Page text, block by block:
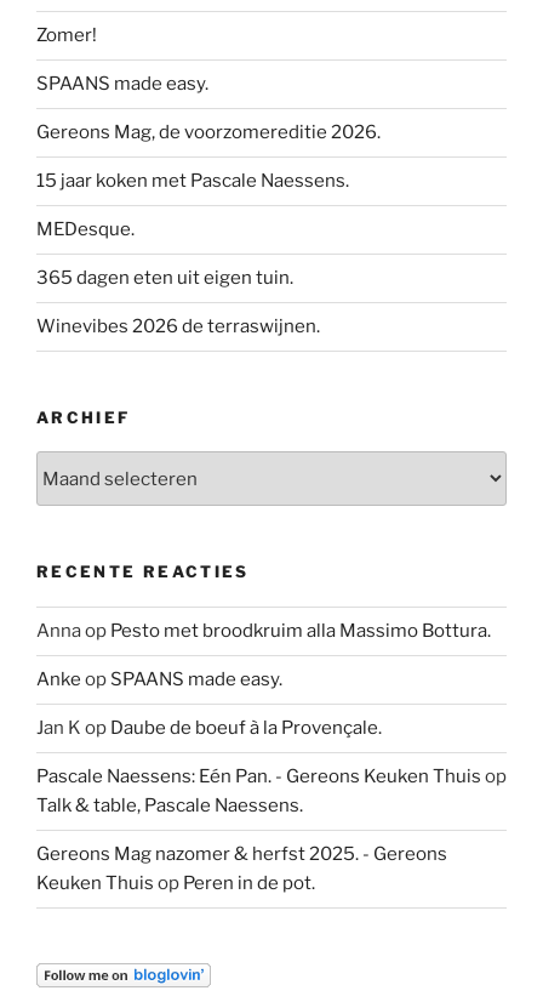
Zomer!
SPAANS made easy.
Gereons Mag, de voorzomereditie 2026.
15 jaar koken met Pascale Naessens.
MEDesque.
365 dagen eten uit eigen tuin.
Winevibes 2026 de terraswijnen.
ARCHIEF
RECENTE REACTIES
Annaop Pesto met broodkruim alla Massimo Bottura.
Anke op SPAANS made easy.
Jan K op Daube de boeuf à la Provençale.
Pascale Naessens: Eén Pan. - Gereons Keuken Thuis op
Talk & table, Pascale Naessens.
Gereons Mag nazomer & herfst 2025. - Gereons
Keuken Thuis op Peren in de pot.